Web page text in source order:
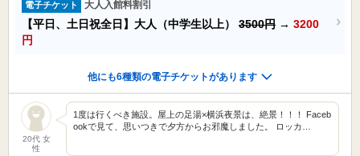
電子チケット 大人入館料割引
【平日、土日祝全日】大人（中学生以上） 3500円 → 3200
円
他にも6種類の電子チケットがあります
20代 女
性
1度は行くべき施設。屋上の足湯×横浜夜景は、絶景！！！ Faceb
ookで見て、思いつきで夕方からお邪魔しました。 ロッカ…